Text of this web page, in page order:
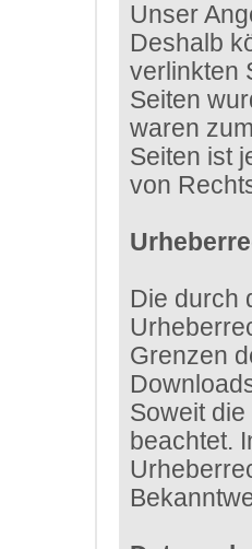
Unser
Deshalb
verlinkten
Seiten
waren
Seiten ist
von
Die durch
Grenzen
Soweit
beachtet.